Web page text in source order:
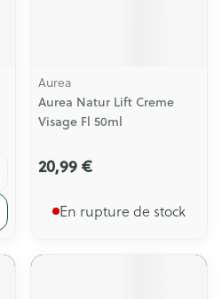
Aurea
Aurea Natur Lift Creme
Visage Fl 50ml
20,99 €
En rupture de stock